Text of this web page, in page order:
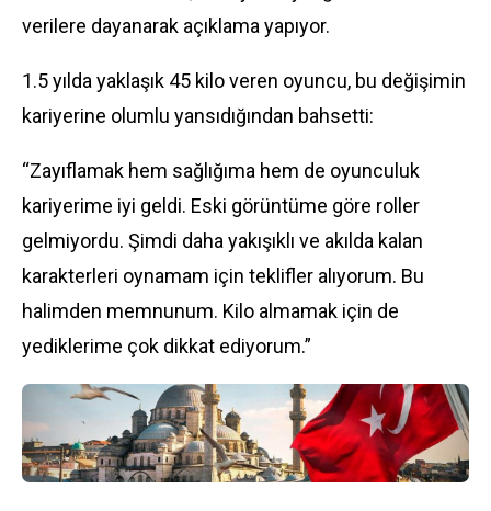
verilere dayanarak açıklama yapıyor.
1.5 yılda yaklaşık 45 kilo veren oyuncu, bu değişimin
kariyerine olumlu yansıdığından bahsetti:
“Zayıflamak hem sağlığıma hem de oyunculuk
kariyerime iyi geldi. Eski görüntüme göre roller
gelmiyordu. Şimdi daha yakışıklı ve akılda kalan
karakterleri oynamam için teklifler alıyorum. Bu
halimden memnunum. Kilo almamak için de
yediklerime çok dikkat ediyorum.”